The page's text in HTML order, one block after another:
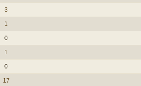
3
1
0
1
0
17